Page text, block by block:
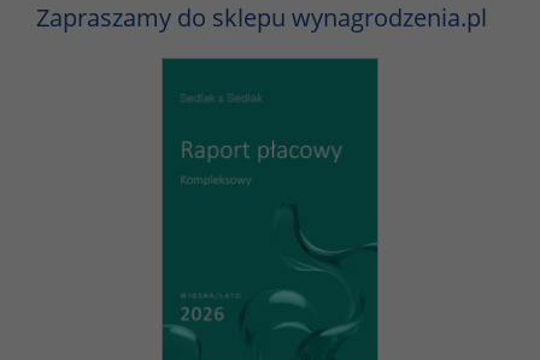
Zapraszamy do sklepu wynagrodzenia.pl